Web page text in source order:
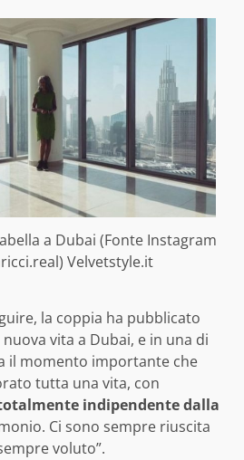
a Dubai (Fonte Instagram
Velvetstyle.it
la coppia ha pubblicato
vita a Dubai, e in una di
il momento importante che
tutta una vita, con
indipendente dalla
Ci sono sempre riuscita
voluto”.